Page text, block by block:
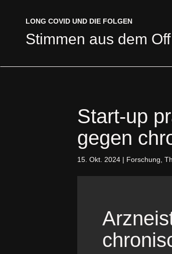
LONG COVID UND DIE FOLGEN
Stimmen aus dem Off
LONG COVID UND DIE FOLGEN
Stimmen aus dem Off
Start-up
gegen
15. Okt. 2024 | Forschung ,